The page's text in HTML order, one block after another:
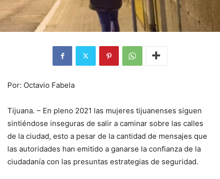
Por: Octavio Fabela
Tijuana. – En pleno 2021 las mujeres tijuanenses siguen
sintiéndose inseguras de salir a caminar sobre las calles
de la ciudad, esto a pesar de la cantidad de mensajes que
las autoridades han emitido a ganarse la confianza de la
ciudadanía con las presuntas estrategias de seguridad.